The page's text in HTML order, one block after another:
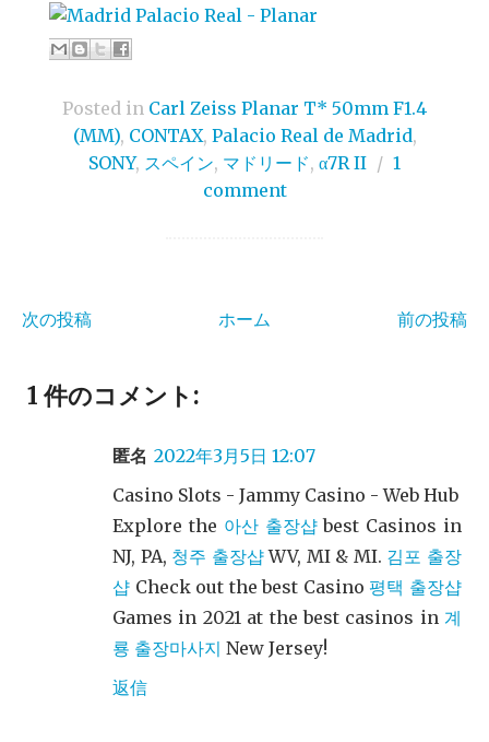
Posted in Carl Zeiss Planar T* 50mm F1.4
(MM), CONTAX, Palacio Real de Madrid,
SONY, スペイン, マドリード, α7R II / 1
comment
次の投稿 前の投稿
ホーム
1 件のコメント:
匿名 2022年3月5日 12:07
Casino Slots - Jammy Casino - Web Hub
Explore the 아산 출장샵best Casinos in
NJ, PA, 청주 출장샵WV, MI & MI. 김포 출장
샵 Check out the best Casino평택 출장샵
Games in 2021 at the best casinos in 계
룡 출장마사지 New Jersey!
返信